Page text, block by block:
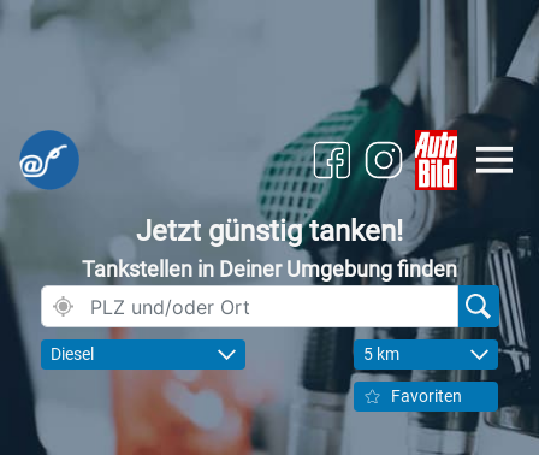
Jetzt günstig tanken!
Tankstellen in Deiner Umgebung finden
Diesel 5 km
Favoriten